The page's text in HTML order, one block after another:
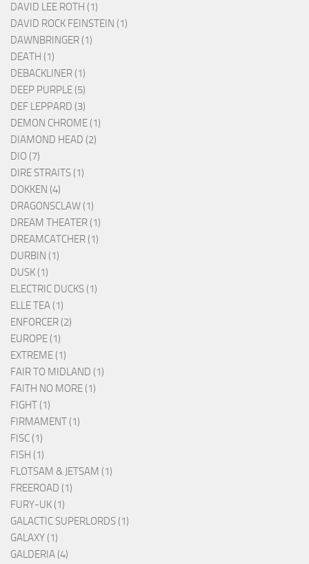
DAVID LEE ROTH (1)
DAVID ROCK FEINSTEIN (1)
DAWNBRINGER (1)
DEATH (1)
DEBACKLINER (1)
DEEP PURPLE (5)
DEF LEPPARD (3)
DEMON CHROME (1)
DIAMOND HEAD (2)
DIO (7)
DIRE STRAITS (1)
DOKKEN (4)
DRAGONSCLAW (1)
DREAM THEATER (1)
DREAMCATCHER (1)
DURBIN (1)
DUSK (1)
ELECTRIC DUCKS (1)
ELLE TEA (1)
ENFORCER (2)
EUROPE (1)
EXTREME (1)
FAIR TO MIDLAND (1)
FAITH NO MORE (1)
FIGHT (1)
FIRMAMENT (1)
FISC (1)
FISH (1)
FLOTSAM & JETSAM (1)
FREEROAD (1)
FURY-UK (1)
GALACTIC SUPERLORDS (1)
GALAXY (1)
GALDERIA (4)